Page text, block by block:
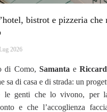
bistrot e pizzeria che
2026
di Como, Samanta e
sa di casa e di strada: un
le genti che lo vivono, per
e che l’accoglienza